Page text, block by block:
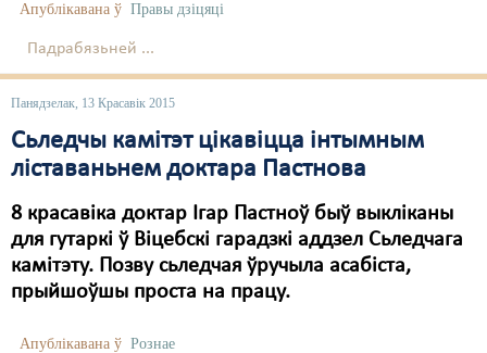
Апублікавана ў Правы дзіцяці
Падрабязьней ...
Панядзелак, 13 Красавік 2015
Сьледчы камітэт цікавіцца інтымным
ліставаньнем доктара Пастнова
8 красавіка доктар Ігар Пастноў быў выкліканы
для гутаркі ў Віцебскі гарадзкі аддзел Сьледчага
камітэту. Позву сьледчая ўручыла асабіста,
прыйшоўшы проста на працу.
Апублікавана ў Рознае